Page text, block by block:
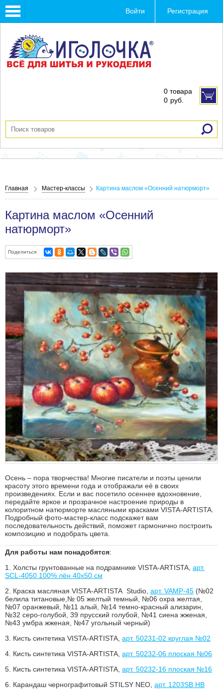
Toggle
navigation
Войти Регистрация
0 товара
0 руб.
Главная Мастер-классы Картина маслом «Осенний натюрморт»
Картина маслом «Осенний
натюрморт»
Поделиться
Осень – пора творчества! Многие писатели и поэты ценили
красоту этого времени года и отображали её в своих
произведениях. Если и вас посетило осеннее вдохновение,
передайте яркое и прозрачное настроение природы в
колоритном натюрморте масляными красками VISTA-ARTISTA.
Подробный фото-мастер-класс подскажет вам
последовательность действий, поможет гармонично построить
композицию и подобрать цвета.
Для работы нам понадобятся:
1.
Холсты грунтованные на подрамнике VISTA-ARTISTA, арт.
SCL-4050 100% лён 40х50 см
2.
Краска масляная VISTA-ARTISTA Studio, арт. VAMP-45 (№02
белила титановые,№ 05 желтый темный, №06 охра желтая,
№07 оранжевый, №11 алый, №14 темно-красный ализарин,
№32 серо-голубой, 39 прусский голубой, №41 сиена жженая,
№43 умбра жженая, №47 угольный черный)
3.
Кисть синтетика VISTA-ARTISTA, арт. 50231-02 круглая №02
4. Кисть синтетика VISTA-ARTISTA, арт. 50232-06 плоская №06
5. Кисть синтетика VISTA-ARTISTA, арт. 50232-16 плоская №16
6.
Карандаш чернографитовый STILSY NEO, арт. 1203SB HB